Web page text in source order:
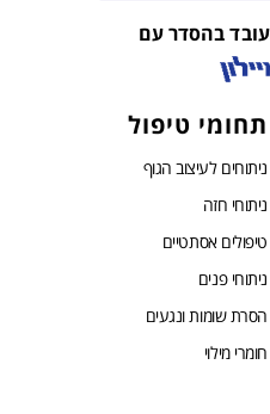
בהסדר עם
תחומי טיפול
ניתוחים לעיצוב הגוף
ניתוחי חזה
טיפולים אסתטיים
ניתוחי פנים
הסרת שומות ונגעים
חומרי מילוי